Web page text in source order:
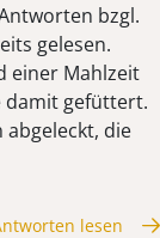
bzgl.
gelesen.
einer Mahlzeit
damit gefüttert.
abgeleckt, die
lesen